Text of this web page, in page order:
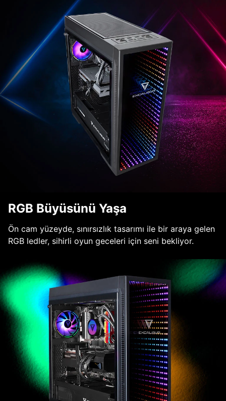
RGB Büyüsünü Yaşa
Ön cam yüzeyde, sınırsızlık tasarımı ile bir araya gelen
RGB ledler, sihirli oyun geceleri için seni bekliyor.